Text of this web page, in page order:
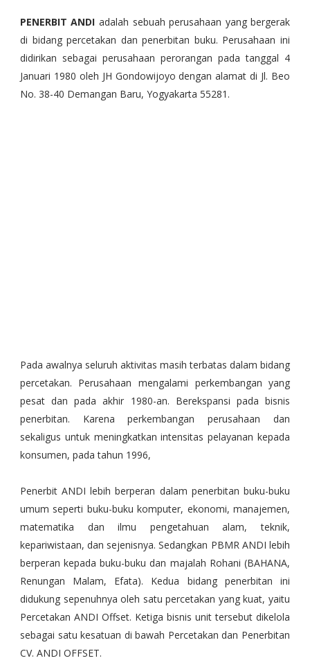
PENERBIT ANDI adalah sebuah perusahaan yang bergerak
di bidang percetakan dan penerbitan buku. Perusahaan ini
didirikan sebagai perusahaan perorangan pada tanggal 4
Januari 1980 oleh JH Gondowijoyo dengan alamat di Jl. Beo
No. 38-40 Demangan Baru, Yogyakarta 55281.
Pada awalnya seluruh aktivitas masih terbatas dalam bidang
percetakan. Perusahaan mengalami perkembangan yang
pesat dan pada akhir 1980-an. Berekspansi pada bisnis
penerbitan. Karena perkembangan perusahaan dan
sekaligus untuk meningkatkan intensitas pelayanan kepada
konsumen, pada tahun 1996,
Penerbit ANDI lebih berperan dalam penerbitan buku-buku
umum seperti buku-buku komputer, ekonomi, manajemen,
matematika dan ilmu pengetahuan alam, teknik,
kepariwistaan, dan sejenisnya. Sedangkan PBMR ANDI lebih
berperan kepada buku-buku dan majalah Rohani (BAHANA,
Renungan Malam, Efata). Kedua bidang penerbitan ini
didukung sepenuhnya oleh satu percetakan yang kuat, yaitu
Percetakan ANDI Offset. Ketiga bisnis unit tersebut dikelola
sebagai satu kesatuan di bawah Percetakan dan Penerbitan
CV. ANDI OFFSET.